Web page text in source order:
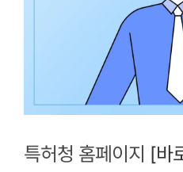
특허청 홈페이지 [바